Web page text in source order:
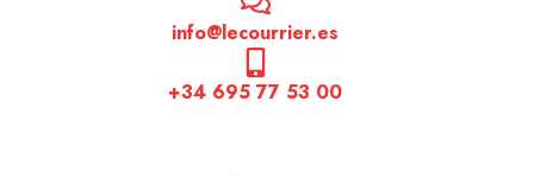
info@lecourrier.es
+34 695 77 53 00